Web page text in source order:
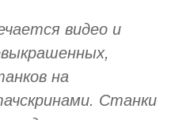
видео и
на
Станки